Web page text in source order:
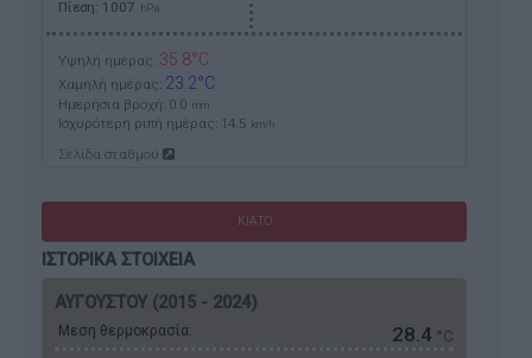
Πίεση: 1007 hPa
Υψηλή ημέρας: 35.8°C
Χαμηλή ημέρας: 23.2°C
Ημερήσια βροχή: 0.0 mm
Ισχυρότερη ριπή ημέρας: 14.5 km/h
Σελίδα σταθμού
ΚΙΑΤΟ
ΙΣΤΟΡΙΚΑ ΣΤΟΙΧΕΙΑ
ΑΥΓΟΥΣΤΟΥ (2015 - 2024)
Μεση θερμοκρασία: 28.4 °C